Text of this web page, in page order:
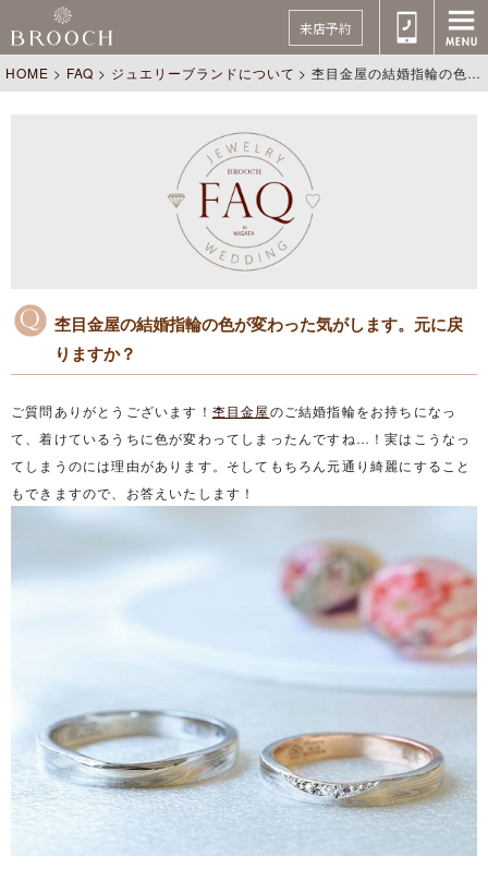
来店予約
HOME > FAQ > ジュエリーブランドについて >杢目金屋の結婚指輪の色が変わった気がします。元に戻りますか？
杢目金屋の結婚指輪の色が変わった気がします。元に戻
りますか？
ご質問ありがとうございます！ 杢目金屋のご結婚指輪をお持ちになっ
て、着けているうちに色が変わってしまったんですね…！実はこうなっ
てしまうのには理由があります。そしてもちろん元通り綺麗にすること
もできますので、お答えいたします！